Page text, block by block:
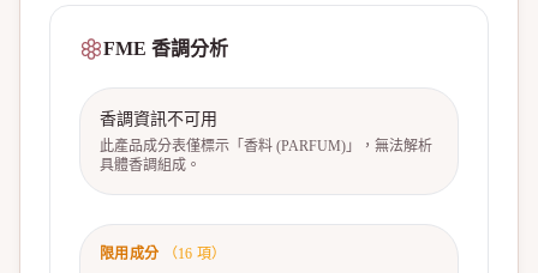
FME 香調分析
香調資訊不可用
此產品成分表僅標示「香料 (PARFUM)」，無法解析
具體香調組成。
限用成分 （16 項）